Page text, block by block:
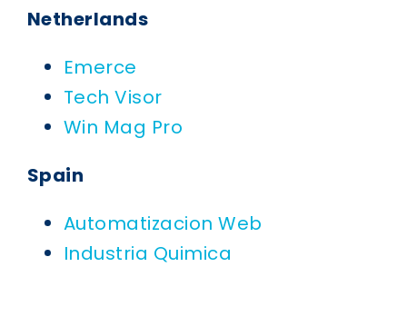
Netherlands
Emerce
Tech Visor
Win Mag Pro
Spain
Automatizacion Web
Industria Quimica